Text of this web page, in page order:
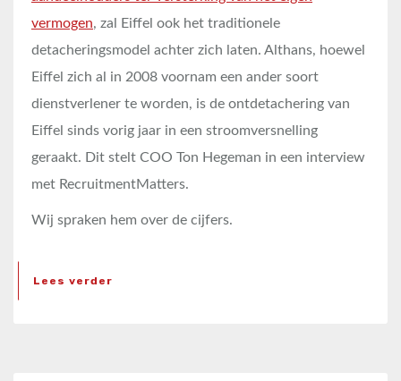
vermogen, zal Eiffel ook het traditionele
detacheringsmodel achter zich laten. Althans, hoewel
Eiffel zich al in 2008 voornam een ander soort
dienstverlener te worden, is de ontdetachering van
Eiffel sinds vorig jaar in een stroomversnelling
geraakt. Dit stelt COO Ton Hegeman in een interview
met RecruitmentMatters.
Wij spraken hem over de cijfers.
Lees verder